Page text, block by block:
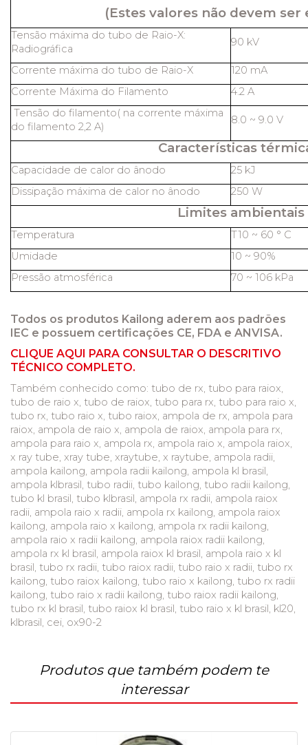
(Estes valores não devem ser
Tensão máxima do tubo de Raio-X:
Radiográfica
90 kV
Corrente máxima do tubo de Raio-X
120 mA
Corrente Máxima do Filamento
4.2 A
Tensão do filamento( na corrente máxima
do filamento 2,2 A)
8.0 ~ 9.0 V
Características
Capacidade de calor do ânodo
25 kJ
Dissipação máxima de calor no ânodo
250 W
Limites ambientais
Temperatura
T10 ~ 60 ° C
Umidade
10 ~ 90%
Pressão atmosférica
70 ~ 106 kPa
Todos os produtos Kailong aderem aos padrões
IEC e possuem certificações CE, FDA e ANVISA.
CLIQUE AQUI PARA CONSULTAR O DESCRITIVO
TÉCNICO COMPLETO.
Também conhecido como: tubo de rx, tubo para raiox,
tubo de raio x, tubo de raiox, tubo para rx, tubo para raio x,
tubo rx, tubo raio x, tubo raiox, ampola de rx, ampola para
raiox, ampola de raio x, ampola de raiox, ampola para rx,
ampola para raio x, ampola rx, ampola raio x, ampola raiox,
x ray tube, xray tube, xraytube, x raytube, ampola radii,
ampola kailong, ampola radii kailong, ampola kl brasil,
ampola klbrasil, tubo radii, tubo kailong, tubo radii kailong,
tubo kl brasil, tubo klbrasil, ampola rx radii, ampola raiox
radii, ampola raio x radii, ampola rx kailong, ampola raiox
kailong, ampola raio x kailong, ampola rx radii kailong,
ampola raio x radii kailong, ampola raiox radii kailong,
ampola rx kl brasil, ampola raiox kl brasil, ampola raio x kl
brasil, tubo rx radii, tubo raiox radii, tubo raio x radii, tubo rx
kailong, tubo raiox kailong, tubo raio x kailong, tubo rx radii
kailong, tubo raio x radii kailong, tubo raiox radii kailong,
tubo rx kl brasil, tubo raiox kl brasil, tubo raio x kl brasil, kl20,
klbrasil, cei, ox90-2
Produtos que também podem te
interessar